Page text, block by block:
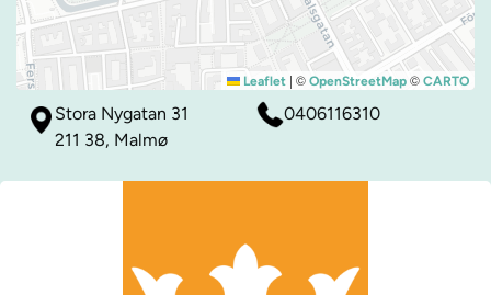
Leaflet | © OpenStreetMap © CARTO
Stora Nygatan 31
211 38, Malmø
0406116310